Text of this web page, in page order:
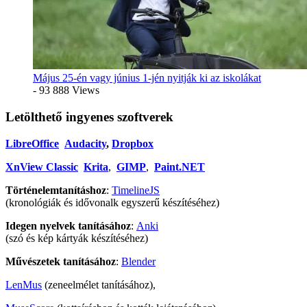
Május 25-én vagy június 1-jén nyitják ki az iskolákat
- 93 888 Views
Letölthető ingyenes szoftverek
LibreOffice Audacity, Dropbox
XnView Classic Krita, GIMP, Paint.NET
Történelemtanításhoz: TimelineJS
(kronológiák és idővonalk egyszerű készítéséhez)
Idegen nyelvek tanításához: Anki
(szó és kép kártyák készítéséhez)
Művészetek tanításához: Blender
LenMus (zeneelmélet tanításához),